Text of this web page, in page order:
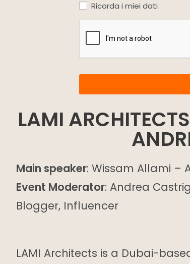
Ricorda i miei dati
LAMI
Main speaker: Wissam Allami –
Event Moderator: Andrea
Blogger, Influencer
LAMI Architects is a Dubai-